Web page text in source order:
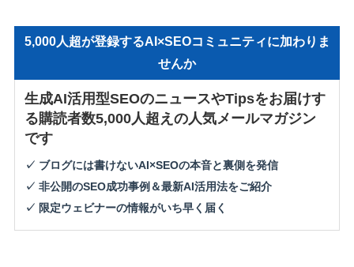
5,000人超が登録するAI×SEOコミュニティに加わりま
せんか
生成AI活用型SEOのニュースやTipsをお届けす
る購読者数5,000人超えの人気メールマガジン
です
✓ ブログには書けないAI×SEOの本音と裏側を発信
✓ 非公開のSEO成功事例＆最新AI活用法をご紹介
✓ 限定ウェビナーの情報がいち早く届く